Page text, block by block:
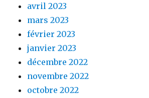
avril 2023
mars 2023
février 2023
janvier 2023
décembre 2022
novembre 2022
octobre 2022